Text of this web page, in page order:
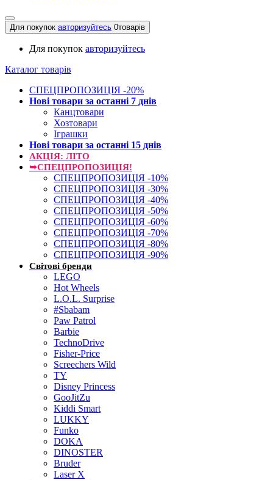
Для покупок авторизуйтесь 0товарів
Для покупок авторизуйтесь
Каталог товарів
СПЕЦПРОПОЗИЦІЯ -20%
Нові товари за останнi 7 днiв
Канцтовари
Хозтовари
Іграшки
Нові товари за останнi 15 днiв
АКЦІЯ: ЛІТО
➥СПЕЦПРОПОЗИЦІЯ!
СПЕЦПРОПОЗИЦІЯ -10%
СПЕЦПРОПОЗИЦІЯ -30%
СПЕЦПРОПОЗИЦІЯ -40%
СПЕЦПРОПОЗИЦІЯ -50%
СПЕЦПРОПОЗИЦІЯ -60%
СПЕЦПРОПОЗИЦІЯ -70%
СПЕЦПРОПОЗИЦІЯ -80%
СПЕЦПРОПОЗИЦІЯ -90%
Світові бренди
LEGO
Hot Wheels
L.O.L. Surprise
#Sbabam
Paw Patrol
Barbie
TechnoDrive
Fisher-Price
Screechers Wild
TY
Disney Princess
GooJitZu
Kiddi Smart
LUKKY
Funko
DOKA
DINOSTER
Bruder
Laser X